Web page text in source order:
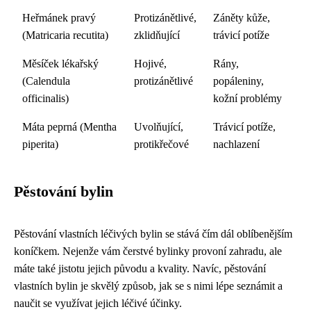
Heřmánek pravý
(Matricaria recutita)
Protizánětlivé,
zklidňující
Záněty kůže,
trávicí potíže
Měsíček lékařský
(Calendula
officinalis)
Hojivé,
protizánětlivé
Rány,
popáleniny,
kožní problémy
Máta peprná (Mentha
piperita)
Uvolňující,
protikřečové
Trávicí potíže,
nachlazení
Pěstování bylin
Pěstování vlastních léčivých bylin se stává čím dál oblíbenějším
koníčkem. Nejenže vám čerstvé bylinky provoní zahradu, ale
máte také jistotu jejich původu a kvality. Navíc, pěstování
vlastních bylin je skvělý způsob, jak se s nimi lépe seznámit a
naučit se využívat jejich léčivé účinky.